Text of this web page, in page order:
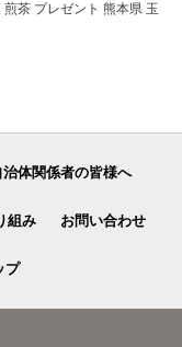
茶 プレゼント 熊本県 玉
治体関係者の皆様へ
組み お問い合わせ
プ